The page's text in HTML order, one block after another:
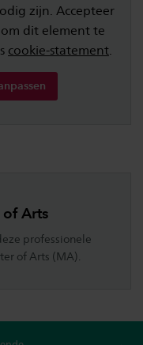
zijn. Accepteer
dit element te
cookie-statement.
Arts
professionele
of Arts (MA).